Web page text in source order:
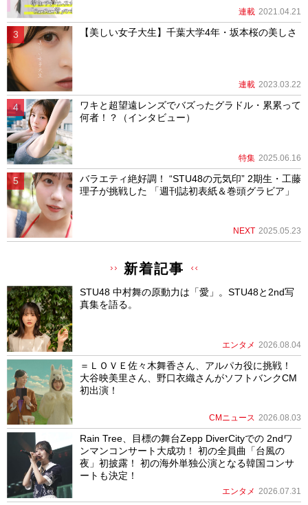
連載 2021.04.21
【美しい女子大生】千葉大学4年・坂本桜の美しさ
連載 2023.03.22
ワキと超望遠レンズでバズったグラドル・累累って
何者！？（インタビュー）
特集 2025.06.16
バラエティ絶好調！ “STU48の元気印” 2期生・工藤
理子が挑戦した 「週刊誌初表紙＆巻頭グラビア」
NEXT 2025.05.23
新着記事
STU48 中村舞の原動力は「愛」。STU48と2nd写
真集を語る。
エンタメ 2026.08.04
＝ＬＯＶＥ佐々木舞香さん、アルパカ役に挑戦！
大谷映美里さん、野口衣織さんがソフトバンクCM
初出演！
CMニュース 2026.08.03
Rain Tree、目標の舞台Zepp DiverCityでの 2ndワ
ンマンコンサート大成功！ 初の全員曲「台風の
夜」初披露！ 初の海外単独公演となる韓国コンサ
ートも決定！
エンタメ 2026.07.31